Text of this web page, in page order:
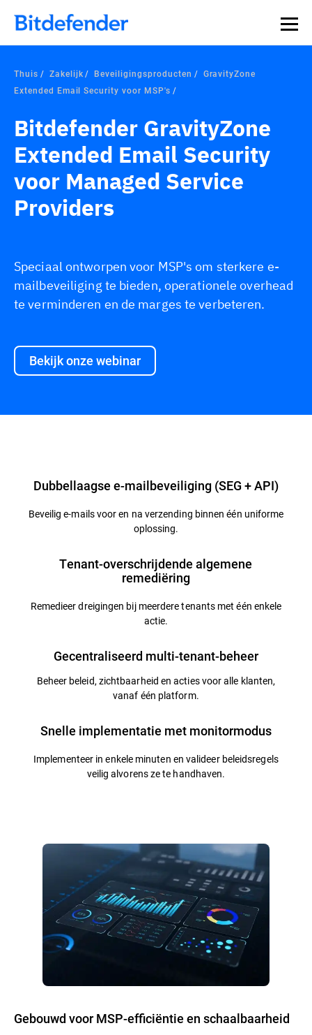
Thuis Zakelijk Beveiligingsproducten
GravityZone
Extended Email Security voor MSP's
Bitdefender GravityZone
Extended Email Security
voor Managed Service
Providers
Speciaal ontworpen voor MSP's om sterkere e-
mailbeveiliging te bieden, operationele overhead
te verminderen en de marges te verbeteren.
Bekijk onze webinar
Dubbellaagse e-mailbeveiliging (SEG + API)
Beveilig e-mails voor en na verzending binnen één uniforme
oplossing.
Tenant-overschrijdende algemene
remediëring
Remedieer dreigingen bij meerdere tenants met één enkele
actie.
Gecentraliseerd multi-tenant-beheer
Beheer beleid, zichtbaarheid en acties voor alle klanten,
vanaf één platform.
Snelle implementatie met monitormodus
Implementeer in enkele minuten en valideer beleidsregels
veilig alvorens ze te handhaven.
Gebouwd voor MSP-efficiëntie en schaalbaarheid